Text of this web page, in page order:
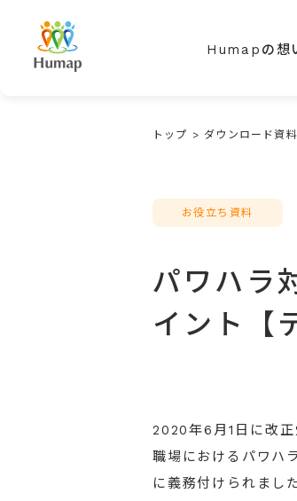
Humapの想
トップ > ダウンロード資料
お役立ち資料
パワハラ
イント【
2020年6月1日に改正
職場におけるパワハ
に義務付けられまし